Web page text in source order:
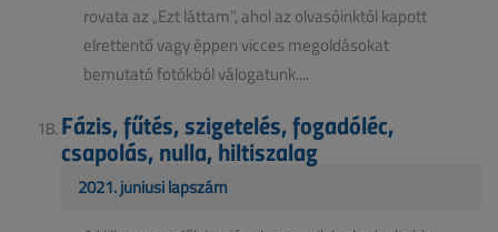
rovata az „Ezt láttam”, ahol az olvasóinktól kapott
elrettentő vagy éppen vicces megoldásokat
bemutató fotókból válogatunk....
Fázis, fűtés, szigetelés, fogadóléc,
csapolás, nulla, hiltiszalag
2021. júniusi lapszám